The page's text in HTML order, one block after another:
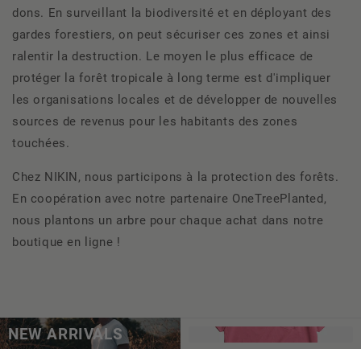
dons. En surveillant la biodiversité et en déployant des
gardes forestiers, on peut sécuriser ces zones et ainsi
ralentir la destruction. Le moyen le plus efficace de
protéger la forêt tropicale à long terme est d'impliquer
les organisations locales et de développer de nouvelles
sources de revenus pour les habitants des zones
touchées.
Chez NIKIN, nous participons à la protection des forêts.
En coopération avec notre partenaire OneTreePlanted,
nous plantons un arbre pour chaque achat dans notre
boutique en ligne !
NEW ARRIVALS